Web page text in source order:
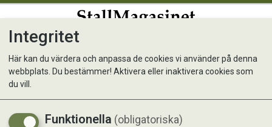
Lammbar 8L, 3 nappar
kompl.
Integritet
Här kan du värdera och anpassa de cookies vi använder på denna
webbplats. Du bestämmer! Aktivera eller inaktivera cookies som
du vill.
Funktionella (obligatoriska)